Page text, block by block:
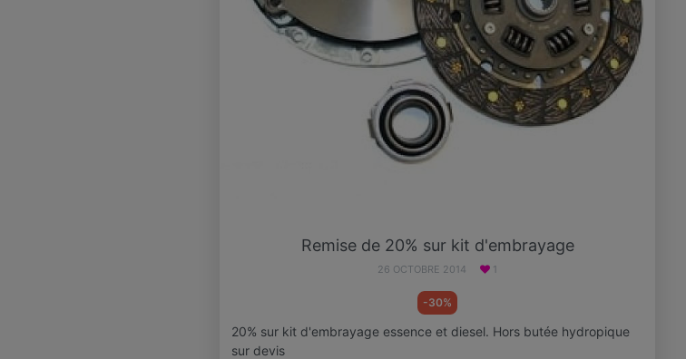
Remise de 20% sur kit d'embrayage
26 OCTOBRE 2014 1
-30%
20% sur kit d'embrayage essence et diesel. Hors butée hydropique
sur devis